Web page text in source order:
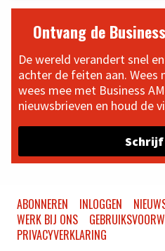
Ontvang de
De wereld verandert snel
achter de feiten aan. Wees
wees mee met Business
nieuwsbrieven en houd de
ABONNEREN INLOGGEN
WERK BIJ ONS
PRIVACYVERKLARING